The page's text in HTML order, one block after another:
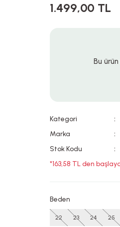
1.499,00 TL
Bu
Kategori
Marka
Stok Kodu
*163,58 TL den
Beden
22 23 24 25